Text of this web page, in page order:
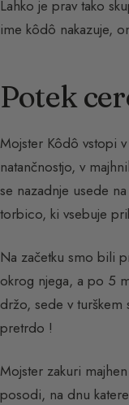
Lahko je prav tako
ime kôdô nakazuje,
Potek
Mojster Kôdô vstopi
natančnostjo, v
se nazadnje usede
torbico, ki vsebuje
Na začetku smo bili
okrog njega, a po 5
držo, sede v
pretrdo !
Mojster zakuri
posodi, na dnu